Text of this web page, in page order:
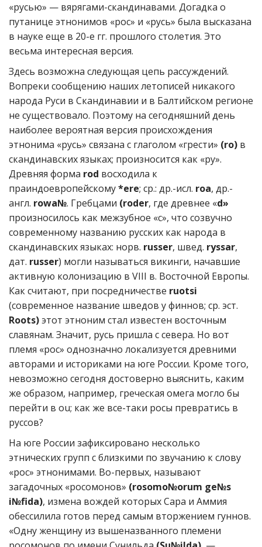
«русью» — вярягами-скандинавами. Догадка о
путанице этнонимов «рос» и «русь» была высказана
в науке еще в 20-е гг. прошлого столетия. Это
весьма интересная версия.
Здесь возможна следующая цепь рассуждений.
Вопреки сообщению наших летописей никакого
народа Руси в Скандинавии и в Балтийском регионе
не существовало. Поэтому на сегодняшний день
наиболее вероятная версия происхождения
этнонима «русь» связана с глаголом «грести» (ro) в
скандинавских языках; произносится как «ру».
Древняя форма rod восходила к
праиндоевропейскому*ere; ср.: др.-исл. roa, др.-
англ. rowa№. Гребцами (roder, где древнее «d»
произносилось как межзубное «с», что созвучно
современному названию русских как народа в
скандинавских языках: норв. russer, швед. ryssar,
дат. russer) могли называться викинги, начавшие
активную колонизацию в VIII в. Восточной Европы.
Как считают, при посредничестве ruotsi
(современное название шведов у финнов; ср. эст.
Roots)этот этноним стал известен восточным
славянам. Значит, русь пришла с севера. Но вот
племя «рос» однозначно локализуется древними
авторами и историками на юге России. Кроме того,
невозможно сегодня достоверно выяснить, каким
же образом, например, греческая омега могло бы
перейти в ou; как же все-таки росы превратись в
руссов?
На юге России зафиксировано несколько
этнических групп с близкими по звучанию к слову
«рос» этнонимами. Во-первых, называют
загадочных «росомонов» (rosomo№orum ge№s
i№fida), измена вождей которых Сара и Аммия
обессилила готов перед самым вторжением гуннов.
«Одну женщину из вышеназванного племени